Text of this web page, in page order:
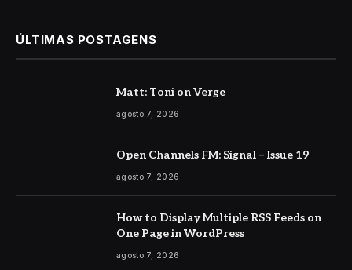
ÚLTIMAS POSTAGENS
Matt: Toni on Verge
agosto 7, 2026
Open Channels FM: Signal – Issue 19
agosto 7, 2026
How to Display Multiple RSS Feeds on
One Page in WordPress
agosto 7, 2026